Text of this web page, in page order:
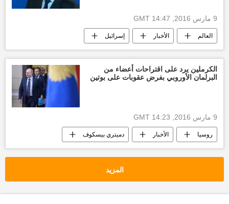
9 مارس 2016, 14:47 GMT
العالم الأخبار إسرائيل
الكرملين يرد على اقتراحات أعضاء من
البرلمان الأوروبي بفرض عقوبات على بوتين
9 مارس 2016, 14:23 GMT
روسيا الأخبار دميتري بيسكوف
البرلمان الأوروبي فلاديمير بوتين
المزيد